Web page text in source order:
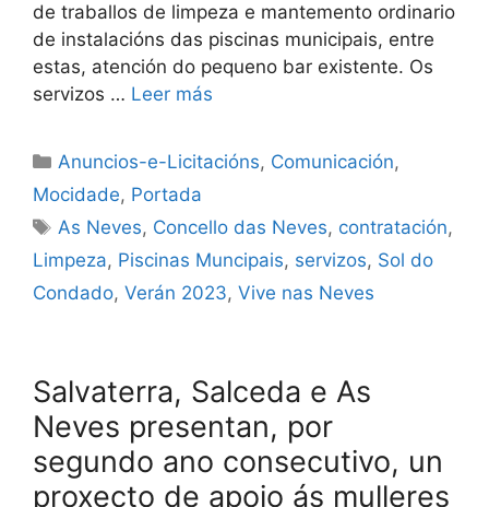
de traballos de limpeza e mantemento ordinario
de instalacións das piscinas municipais, entre
estas, atención do pequeno bar existente. Os
servizos … Leer más
Anuncios-e-Licitacións, Comunicación,
Mocidade, Portada
As Neves, Concello das Neves, contratación,
Limpeza, Piscinas Muncipais, servizos, Sol do
Condado, Verán 2023, Vive nas Neves
Salvaterra, Salceda e As
Neves presentan, por
segundo ano consecutivo, un
proxecto de apoio ás mulleres